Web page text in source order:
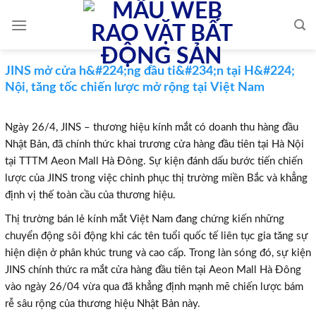
JINS mở cửa h&#224;ng đầu ti&#234;n tại H&#224;
Nội, tăng tốc chiến lược mở rộng tại Việt Nam
Ngày 26/4, JINS – thương hiệu kính mắt có doanh thu hàng đầu
Nhật Bản, đã chính thức khai trương cửa hàng đầu tiên tại Hà Nội
tại TTTM Aeon Mall Hà Đông. Sự kiện đánh dấu bước tiến chiến
lược của JINS trong việc chinh phục thị trường miền Bắc và khẳng
định vị thế toàn cầu của thương hiệu.
Thị trường bán lẻ kính mắt Việt Nam đang chứng kiến những
chuyển động sôi động khi các tên tuổi quốc tế liên tục gia tăng sự
hiện diện ở phân khúc trung và cao cấp. Trong làn sóng đó, sự kiện
JINS chính thức ra mắt cửa hàng đầu tiên tại Aeon Mall Hà Đông
vào ngày 26/04 vừa qua đã khẳng định mạnh mẽ chiến lược bám
rễ sâu rộng của thương hiệu Nhật Bản này.